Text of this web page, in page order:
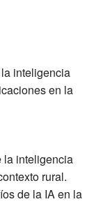
inteligencia
en la
la inteligencia
rural.
de la IA en la